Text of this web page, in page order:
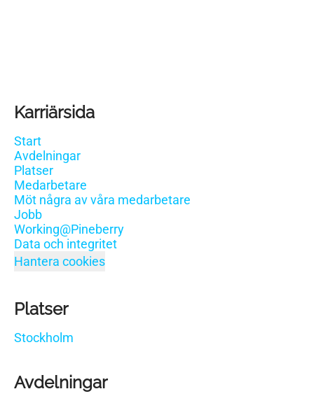
Karriärsida
Start
Avdelningar
Platser
Medarbetare
Möt några av våra medarbetare
Jobb
Working@Pineberry
Data och integritet
Hantera cookies
Platser
Stockholm
Avdelningar